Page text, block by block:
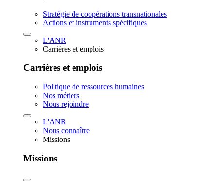
Stratégie de coopérations transnationales
Actions et instruments spécifiques
L'ANR
Carrières et emplois
Carrières et emplois
Politique de ressources humaines
Nos métiers
Nous rejoindre
L'ANR
Nous connaître
Missions
Missions